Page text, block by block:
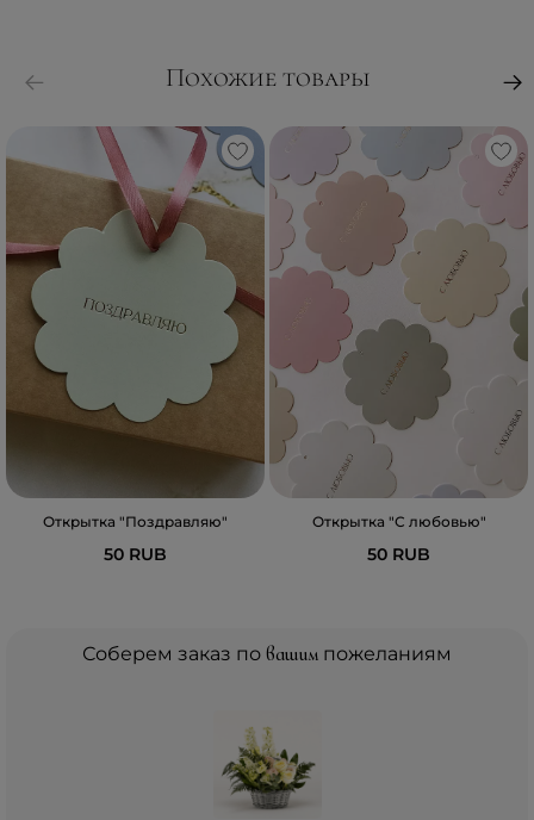
Похожие товары
Открытка "Поздравляю"
50 RUB
Открытка "С любовью"
50 RUB
Соберем заказ по вашим пожеланиям